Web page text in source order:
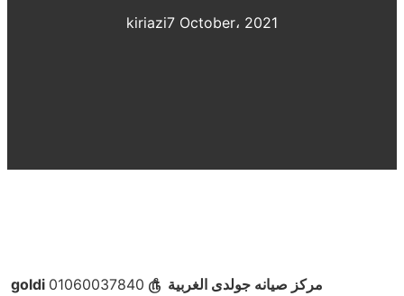
kiriazi7 October، 2021
goldi مركز صيانه جولدى الغربية ௹